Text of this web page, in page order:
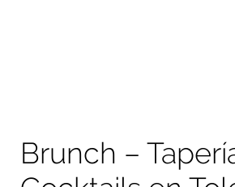
Brunch –